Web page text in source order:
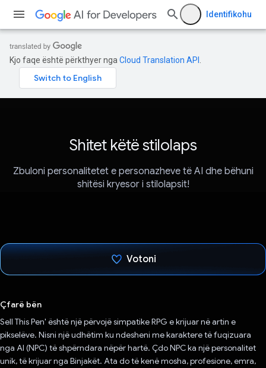
Identifikohu
Kjo faqe është përkthyer nga Cloud Translation API
Shitet këtë stilolaps
Zbuloni personalitetet e personazheve të AI dhe bëhuni
shitësi kryesor i stilolapsit!
Votoni
Çfarë bën
Sell ​​This Pen' është një përvojë simpatike RPG e krijuar në artin e
pikselëve. Nisni një udhëtim ku ndesheni me karaktere të fuqizuara
nga AI (NPC) të shpërndara nëpër hartë. Çdo NPC ka një personalitet
unik, të krijuar nga Binjakët. Ata do të kenë mosha, profesione, emra,